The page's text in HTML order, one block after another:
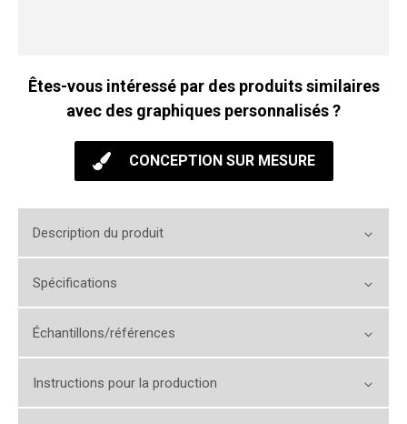
Êtes-vous intéressé par des produits similaires
avec des graphiques personnalisés ?
CONCEPTION SUR MESURE
Description du produit
Spécifications
Échantillons/références
Instructions pour la production